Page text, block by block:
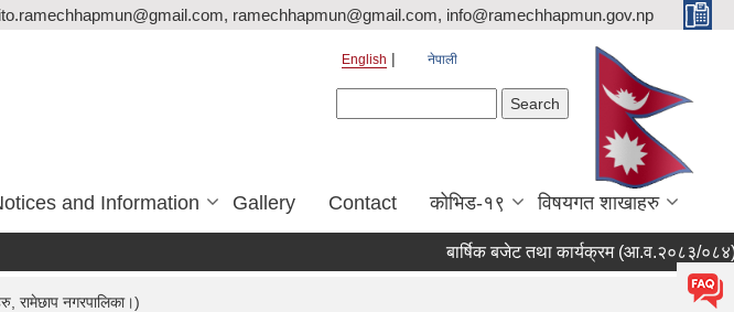
ito.ramechhapmun@gmail.com, ramechhapmun@gmail.com, info@ramechhapmun.gov.np
English नेपाली
and Information Gallery Contact कोभिड-१९ विषयगत शाखाहरु
बार्षिक बजेट तथा कार्यक्रम (आ.व.२०८३/०८४)
रामेछाप नगरपालिका।)